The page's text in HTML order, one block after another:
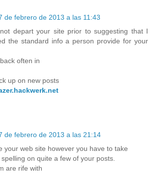
de febrero de 2013 a las 11:43
depart your site prior to suggesting that I
the standard info a person provide for your
often in
up on new posts
de febrero de 2013 a las 21:14
your web site however you have to take
on quite a few of your posts.
are rife with